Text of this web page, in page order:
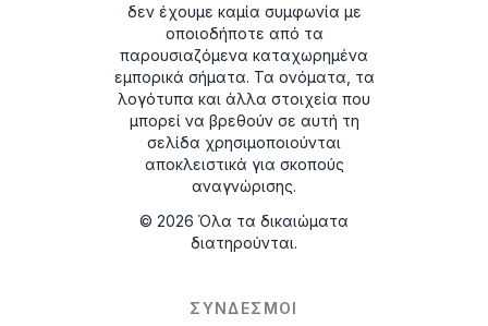
δεν έχουμε καμία συμφωνία με
οποιοδήποτε από τα
παρουσιαζόμενα καταχωρημένα
εμπορικά σήματα. Τα ονόματα, τα
λογότυπα και άλλα στοιχεία που
μπορεί να βρεθούν σε αυτή τη
σελίδα χρησιμοποιούνται
αποκλειστικά για σκοπούς
αναγνώρισης.
© 2026 Όλα τα δικαιώματα
διατηρούνται.
ΣΎΝΔΕΣΜΟΙ